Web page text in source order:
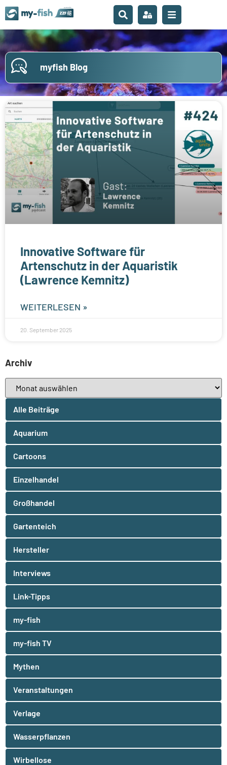
myfish Blog
Innovative Software für
Artenschutz in der Aquaristik
(Lawrence Kemnitz)
WEITERLESEN »
20. September 2025
Archiv
Alle Beiträge
Aquarium
Cartoons
Einzelhandel
Großhandel
Gartenteich
Hersteller
Interviews
Link-Tipps
my-fish
my-fish TV
Mythen
Veranstaltungen
Verlage
Wasserpflanzen
Wirbellose